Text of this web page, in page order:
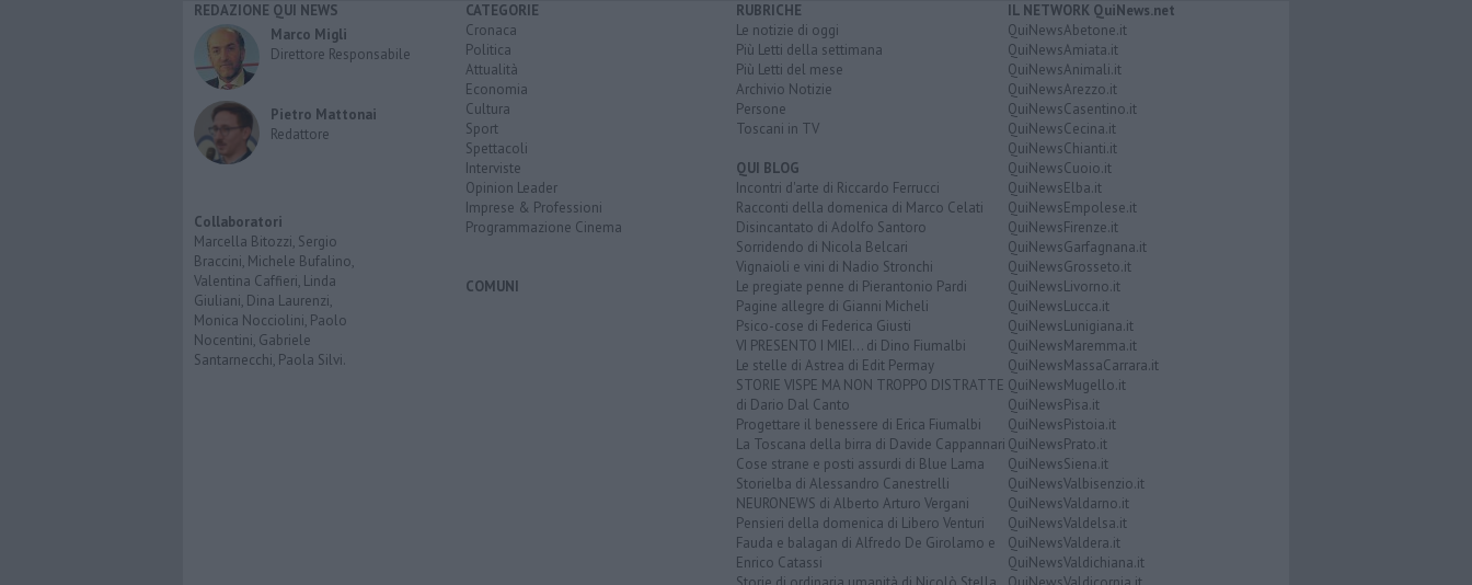
REDAZIONE QUI NEWS
Marco Migli
Direttore Responsabile
Pietro Mattonai
Redattore
Collaboratori
Marcella Bitozzi, Sergio
Braccini, Michele Bufalino,
Valentina Caffieri, Linda
Giuliani, Dina Laurenzi,
Monica Nocciolini, Paolo
Nocentini, Gabriele
Santarnecchi, Paola Silvi.
CATEGORIE
Cronaca
Politica
Attualità
Economia
Cultura
Sport
Spettacoli
Interviste
Opinion Leader
Imprese & Professioni
Programmazione Cinema
COMUNI
RUBRICHE
Le notizie di oggi
Più Letti della settimana
Più Letti del mese
Archivio Notizie
Persone
Toscani in TV
QUI BLOG
Incontri d'arte di Riccardo Ferrucci
Racconti della domenica di Marco Celati
Disincantato di Adolfo Santoro
Sorridendo di Nicola Belcari
Vignaioli e vini di Nadio Stronchi
Le pregiate penne di Pierantonio Pardi
Pagine allegre di Gianni Micheli
Psico-cose di Federica Giusti
VI PRESENTO I MIEI... di Dino Fiumalbi
Le stelle di Astrea di Edit Permay
STORIE VISPE MA NON TROPPO DISTRATTE
di Dario Dal Canto
Progettare il benessere di Erica Fiumalbi
La Toscana della birra di Davide Cappannari
Cose strane e posti assurdi di Blue Lama
Storielba di Alessandro Canestrelli
NEURONEWS di Alberto Arturo Vergani
Pensieri della domenica di Libero Venturi
Fauda e balagan di Alfredo De Girolamo e
Enrico Catassi
IL NETWORK QuiNews.net
QuiNewsAbetone.it
QuiNewsAmiata.it
QuiNewsAnimali.it
QuiNewsArezzo.it
QuiNewsCasentino.it
QuiNewsCecina.it
QuiNewsChianti.it
QuiNewsCuoio.it
QuiNewsElba.it
QuiNewsEmpolese.it
QuiNewsFirenze.it
QuiNewsGarfagnana.it
QuiNewsGrosseto.it
QuiNewsLivorno.it
QuiNewsLucca.it
QuiNewsLunigiana.it
QuiNewsMaremma.it
QuiNewsMassaCarrara.it
QuiNewsMugello.it
QuiNewsPisa.it
QuiNewsPistoia.it
QuiNewsPrato.it
QuiNewsSiena.it
QuiNewsValbisenzio.it
QuiNewsValdarno.it
QuiNewsValdelsa.it
QuiNewsValdera.it
QuiNewsValdichiana.it